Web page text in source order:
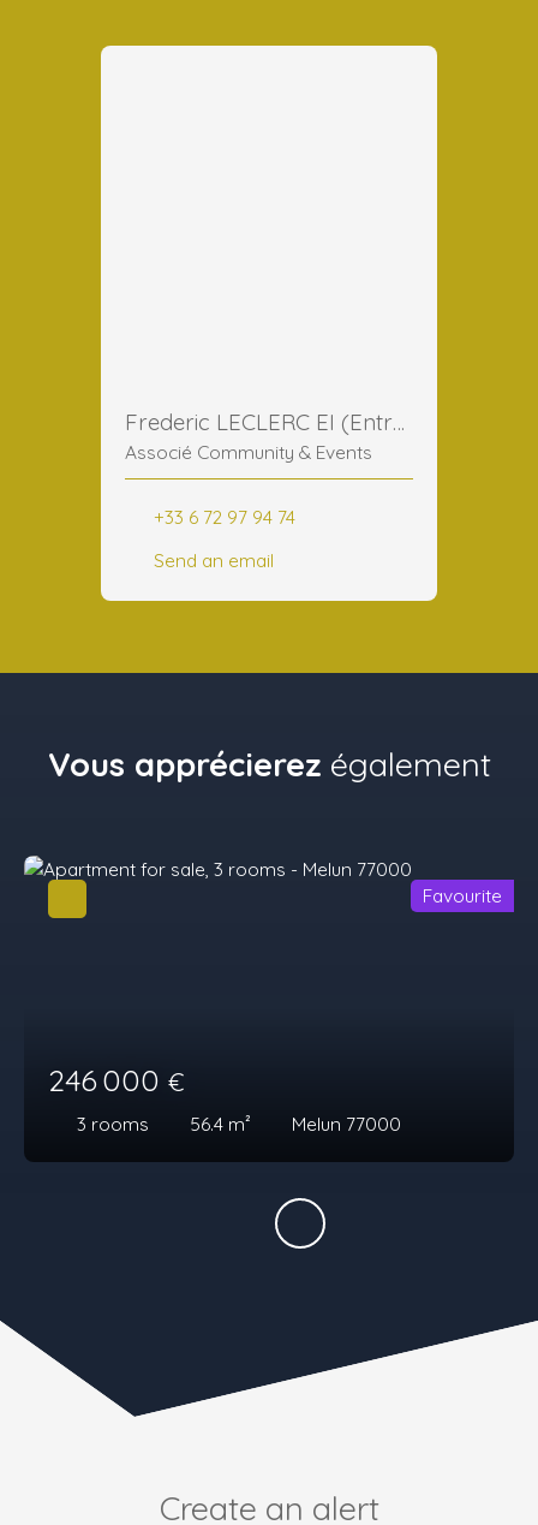
Frederic LECLERC EI (Entreprise Individuelle)
Associé Community & Events
+33 6 72 97 94 74
Send an email
Vous apprécierez également
246 000 €
3 rooms 56.4 m² Melun 77000
Favourite
Create an alert